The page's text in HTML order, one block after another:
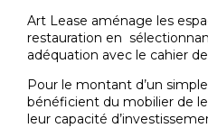
Art Lease aménage les
restauration en
adéquation avec le cahier
Pour le montant d’un
bénéficient du mobilier de
leur capacité